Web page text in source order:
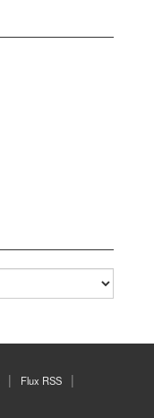
Flux RSS